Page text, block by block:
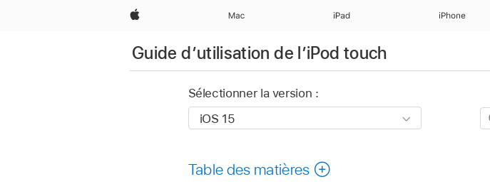
Apple Mac iPad iPhone
Guide d’utilisation de l’iPod touch
Sélectionner la version :
Table des matières